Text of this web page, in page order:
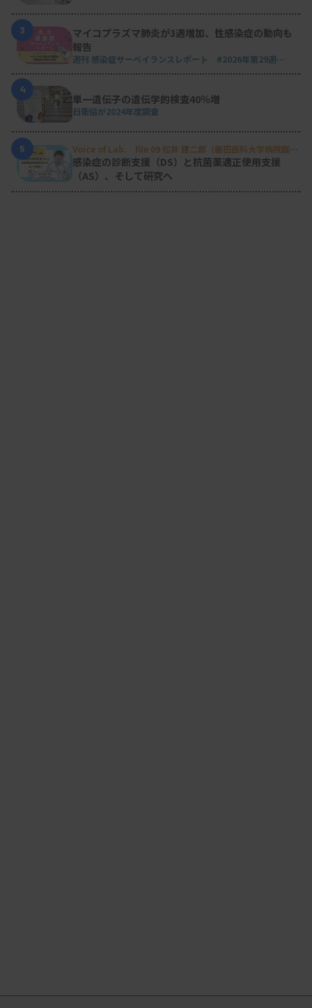
3
マイコプラズマ肺炎が3週増加、性感染症の動向も
報告
週刊 感染症サーベイランスレポート #2026年第29週
4
単一遺伝子の遺伝学的検査40％増
日衛協が2024年度調査
5
Voice of Lab. file 09 松井 建二郎（藤田医科大学病院臨床
検査部微生物遺伝子検査室）
感染症の診断支援（DS）と抗菌薬適正使用支援
（AS）、そして研究へ